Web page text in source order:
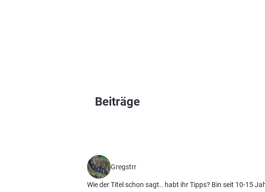
Beiträge
Gregstrr
Wie der Titel schon sagt.. habt ihr Tipps? Bin seit 10-15